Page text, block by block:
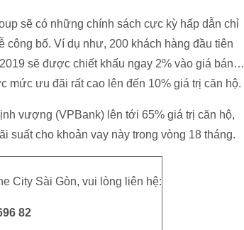
sẽ có những chính sách cực kỳ hấp dẫn chỉ
bố. Ví dụ như, 200 khách hàng đầu tiên
sẽ được chiết khấu ngay 2% vào giá bán…
ưu đãi rất cao lên đến 10% giá trị căn hộ.
vượng (VPBank) lên tới 65% giá trị căn hộ,
suất cho khoản vay này trong vòng 18 tháng.
City Sài Gòn, vui lòng liên hệ:
82